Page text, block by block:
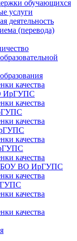
обучающихся
услуги
деятельность
(перевода)
качества
ИрГУПС
качества
качества
качества
качества
ВО ИрГУПС
качества
качества
качества